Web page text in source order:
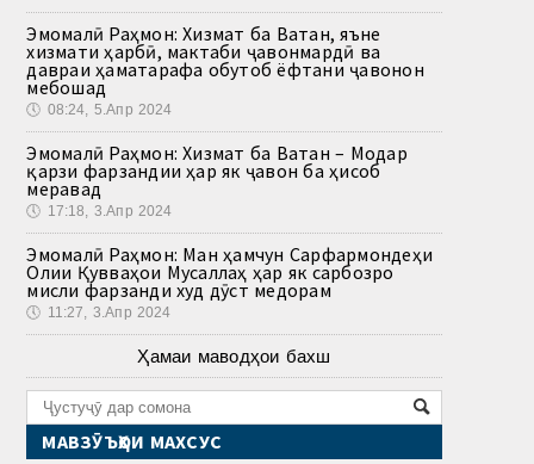
Эмомалӣ Раҳмон: Хизмат ба Ватан, яъне
хизмати ҳарбӣ, мактаби ҷавонмардӣ ва
давраи ҳаматарафа обутоб ёфтани ҷавонон
мебошад
🕔 08:24, 5.Апр 2024
Эмомалӣ Раҳмон: Хизмат ба Ватан – Модар
қарзи фарзандии ҳар як ҷавон ба ҳисоб
меравад
🕔 17:18, 3.Апр 2024
Эмомалӣ Раҳмон: Ман ҳамчун Сарфармондеҳи
Олии Қувваҳои Мусаллаҳ ҳар як сарбозро
мисли фарзанди худ дӯст медорам
🕔 11:27, 3.Апр 2024
Ҳамаи маводҳои бахш
МАВЗӮЪҲОИ МАХСУС